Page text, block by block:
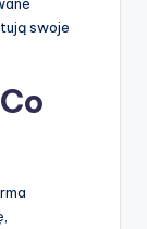
swoje